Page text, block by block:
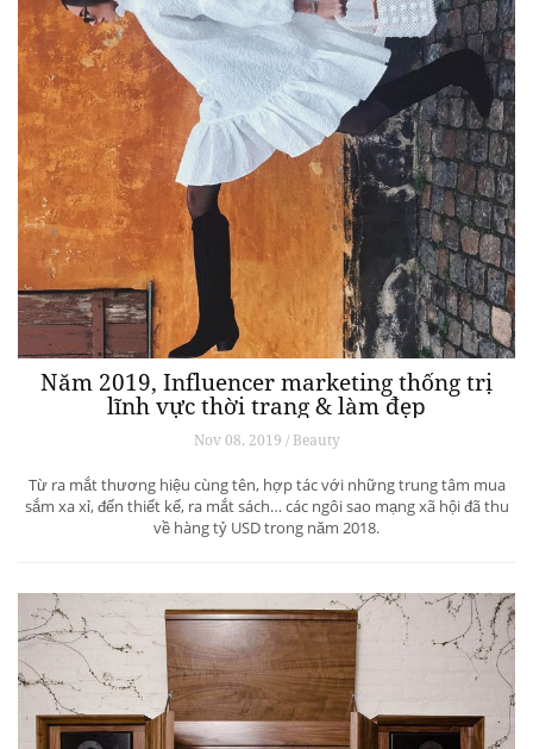
Năm 2019, Influencer marketing thống trị
lĩnh vực thời trang & làm đẹp
Nov 08, 2019 / Beauty
Từ ra mắt thương hiệu cùng tên, hợp tác với những trung tâm mua
sắm xa xỉ, đến thiết kế, ra mắt sách… các ngôi sao mạng xã hội đã thu
về hàng tỷ USD trong năm 2018.